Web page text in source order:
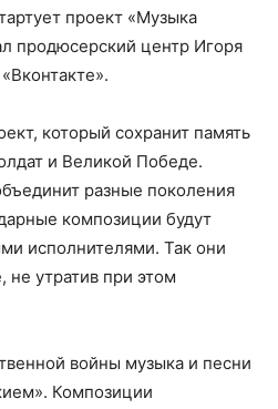
проект «Музыка
продюсерский центр Игоря
который сохранит память
и Великой Победе.
разные поколения
композиции будут
исполнителями. Так они
не утратив при этом
войны музыка и песни
Композиции